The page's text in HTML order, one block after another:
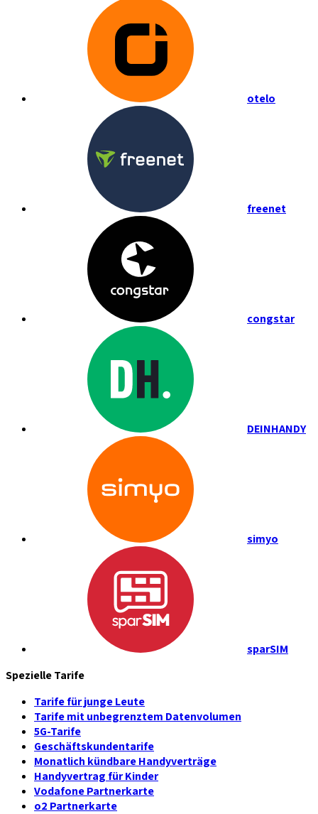
otelo
freenet
congstar
DEINHANDY
simyo
sparSIM
Spezielle Tarife
Tarife für junge Leute
Tarife mit unbegrenztem Datenvolumen
5G-Tarife
Geschäftskundentarife
Monatlich kündbare Handyverträge
Handyvertrag für Kinder
Vodafone Partnerkarte
o2 Partnerkarte